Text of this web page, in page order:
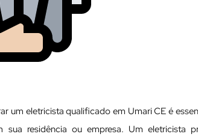
um eletricista qualificado em Umari CE é
sua residência ou empresa. Um eletricista